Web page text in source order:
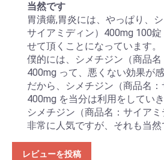
当然です
胃潰瘍,胃炎には、やっぱり、
サイアミディン）400mg 100
せて頂くことになっています。
僕的には、シメチジン（商品名
400mg って、悪くない効果が感
だから、シメチジン（商品名：
400mg を当分は利用をしてい
シメチジン（商品名：サイア
非常に人気ですが、それも当然
レビューを投稿